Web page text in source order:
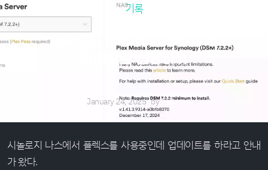
기록
시놀로지 NAS에서 Plex 수동
업데이트 진행하기
January 24, 2025 by에루샤
시놀로지 나스에서 플렉스를 사용중인데 업데이트를 하라고 안내
가 왔다.